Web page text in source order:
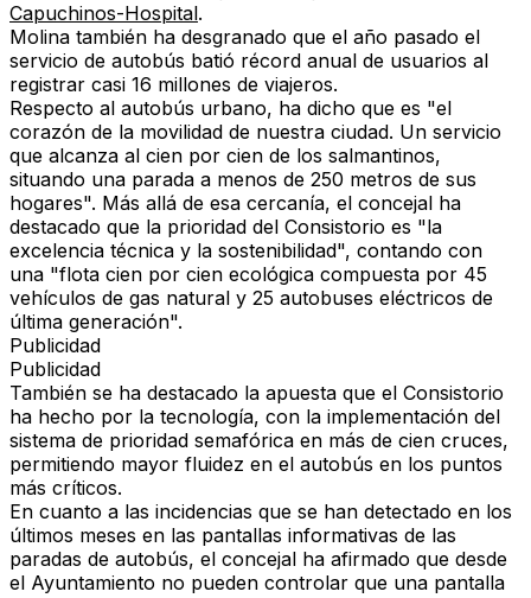
Capuchinos-Hospital.
Molina también ha desgranado que el año pasado el
servicio de autobús batió récord anual de usuarios al
registrar casi 16 millones de viajeros.
Respecto al autobús urbano, ha dicho que es "el
corazón de la movilidad de nuestra ciudad. Un servicio
que alcanza al cien por cien de los salmantinos,
situando una parada a menos de 250 metros de sus
hogares". Más allá de esa cercanía, el concejal ha
destacado que la prioridad del Consistorio es "la
excelencia técnica y la sostenibilidad", contando con
una "flota cien por cien ecológica compuesta por 45
vehículos de gas natural y 25 autobuses eléctricos de
última generación".
Publicidad
Publicidad
También se ha destacado la apuesta que el Consistorio
ha hecho por la tecnología, con la implementación del
sistema de prioridad semafórica en más de cien cruces,
permitiendo mayor fluidez en el autobús en los puntos
más críticos.
En cuanto a las incidencias que se han detectado en los
últimos meses en las pantallas informativas de las
paradas de autobús, el concejal ha afirmado que desde
el Ayuntamiento no pueden controlar que una pantalla